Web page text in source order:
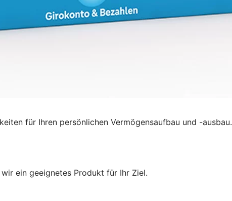
für Ihren persönlichen Vermögensaufbau und -ausbau.
ein geeignetes Produkt für Ihr Ziel.